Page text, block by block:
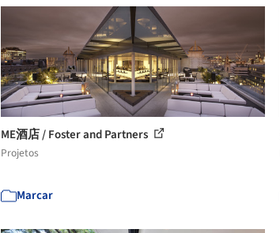
ME酒店 / Foster and Partners
Projetos
Marcar